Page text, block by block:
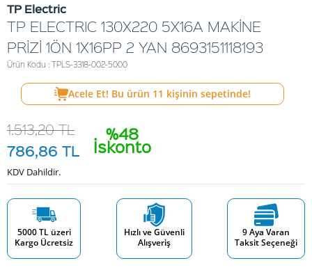
TP Electric
TP ELECTRIC 130X220 5X16A MAKİNE
PRİZİ 1ÖN 1X16PP 2 YAN 8693151118193
Ürün Kodu : TPLS-3318-002-5000
Acele Et! Bu ürün 11 kişinin sepetinde!
%48
İskonto
1.513,20TL
786,86 TL
KDV Dahildir.
5000 TL üzeri
Kargo Ücretsiz
Hızlı ve Güvenli
Alışveriş
9 Aya Varan
Taksit Seçeneği